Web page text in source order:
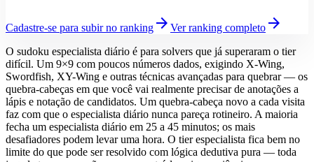
Cadastre-se para subir no ranking arrow_forward Ver ranking completo arrow_forward
O sudoku especialista diário é para solvers que já superaram o tier
difícil. Um 9×9 com poucos números dados, exigindo X-Wing,
Swordfish, XY-Wing e outras técnicas avançadas para quebrar — os
quebra-cabeças em que você vai realmente precisar de anotações a
lápis e notação de candidatos. Um quebra-cabeça novo a cada visita
faz com que o especialista diário nunca pareça rotineiro. A maioria
fecha um especialista diário em 25 a 45 minutos; os mais
desafiadores podem levar uma hora. O tier especialista fica bem no
limite do que pode ser resolvido com lógica dedutiva pura — toda